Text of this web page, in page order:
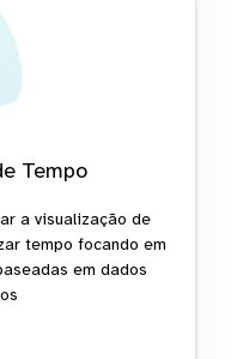
Tempo
a visualização de
tempo focando em
em dados